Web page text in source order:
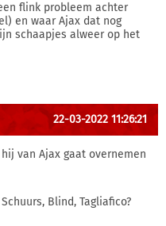
flink probleem achter
en waar Ajax dat nog
schaapjes alweer op het
22-03-2022 11:26:21
van Ajax gaat overnemen
Blind, Tagliafico?